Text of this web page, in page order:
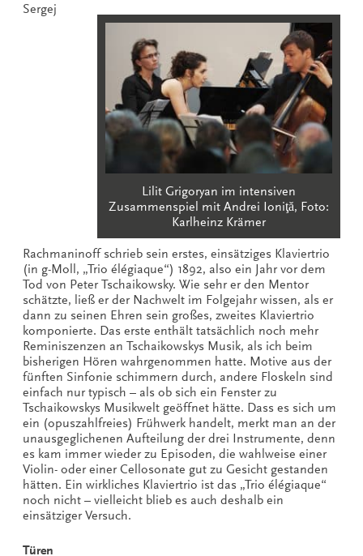
Lilit Grigoryan im intensiven
Zusammenspiel mit Andrei Ioniţă, Foto:
Karlheinz Krämer
Sergej
Rachmaninoff schrieb sein erstes, einsätziges Klaviertrio
(in g-Moll, „Trio élégiaque“) 1892, also ein Jahr vor dem
Tod von Peter Tschaikowsky. Wie sehr er den Mentor
schätzte, ließ er der Nachwelt im Folgejahr wissen, als er
dann zu seinen Ehren sein großes, zweites Klaviertrio
komponierte. Das erste enthält tatsächlich noch mehr
Reminiszenzen an Tschaikowskys Musik, als ich beim
bisherigen Hören wahrgenommen hatte. Motive aus der
fünften Sinfonie schimmern durch, andere Floskeln sind
einfach nur typisch – als ob sich ein Fenster zu
Tschaikowskys Musikwelt geöffnet hätte. Dass es sich um
ein (opuszahlfreies) Frühwerk handelt, merkt man an der
unausgeglichenen Aufteilung der drei Instrumente, denn
es kam immer wieder zu Episoden, die wahlweise einer
Violin- oder einer Cellosonate gut zu Gesicht gestanden
hätten. Ein wirkliches Klaviertrio ist das „Trio élégiaque“
noch nicht – vielleicht blieb es auch deshalb ein
einsätziger Versuch.
Türen